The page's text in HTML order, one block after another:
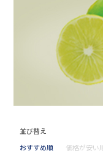
並び替え
おすすめ順
価格が安い